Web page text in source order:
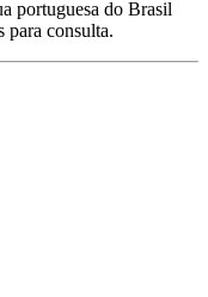
portuguesa do Brasil
para consulta.